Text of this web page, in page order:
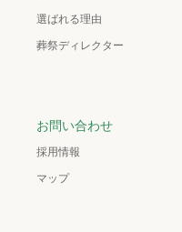
選ばれる理由
葬祭ディレクター
お問い合わせ
採用情報
マップ